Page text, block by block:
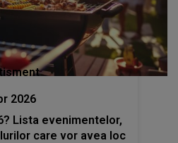
2026
Lista evenimentelor,
care vor avea loc